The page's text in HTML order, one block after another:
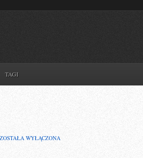
TAGI
JAK
ZOSTAŁA WYŁĄCZONA